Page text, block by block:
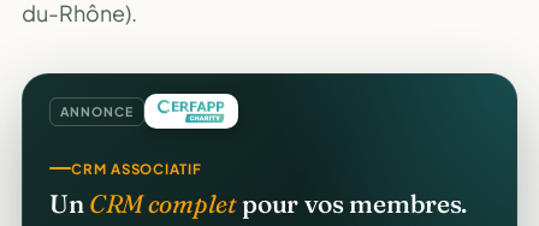
du-Rhône).
ANNONCE
CRM ASSOCIATIF
Un CRM completpour vos membres.